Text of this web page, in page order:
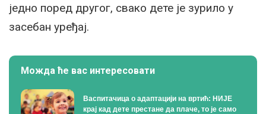
једно поред другог, свако дете је зурило у
засебан уређај.
Можда ће вас интересовати
Васпитачица о адаптацији на вртић: НИЈЕ
крај кад дете престане да плаче, то је само